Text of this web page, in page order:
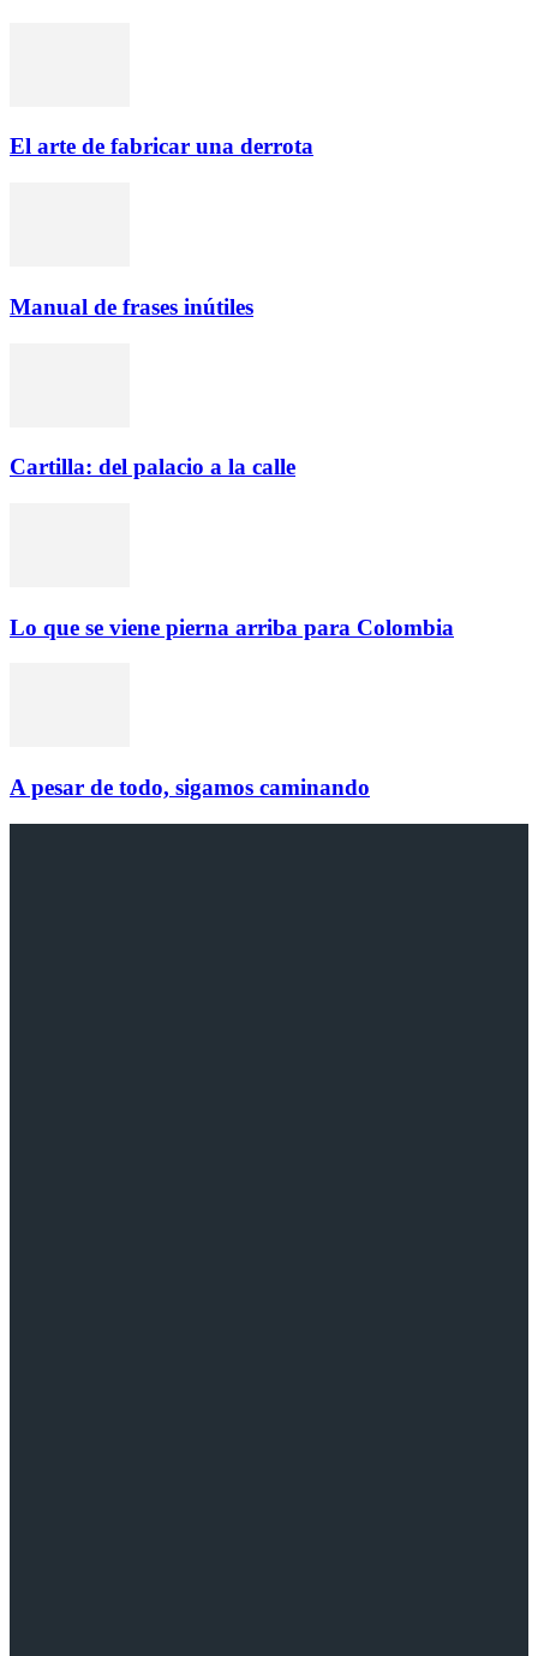
El arte de fabricar una derrota
Manual de frases inútiles
Cartilla: del palacio a la calle
Lo que se viene pierna arriba para Colombia
A pesar de todo, sigamos caminando